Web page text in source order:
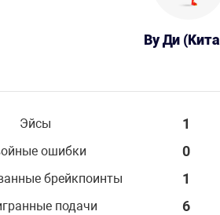
Ву Ди
Эйсы
1
ошибки
0
брейкпоинты
1
подачи 6